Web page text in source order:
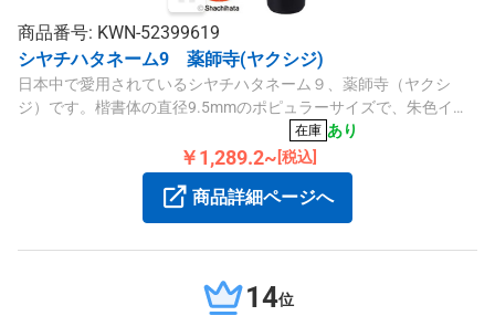
商品番号: KWN-52399619
シヤチハタネーム9 薬師寺(ヤクシジ)
日本中で愛用されているシヤチハタネーム９、薬師寺（ヤクシ
ジ）です。楷書体の直径9.5mmのポピュラーサイズで、朱色イン
ク使用。常備用にも便利な使い勝手の良いネーム印です。
在庫 あり
￥1,289.2~[税込]
商品詳細ページへ
14位